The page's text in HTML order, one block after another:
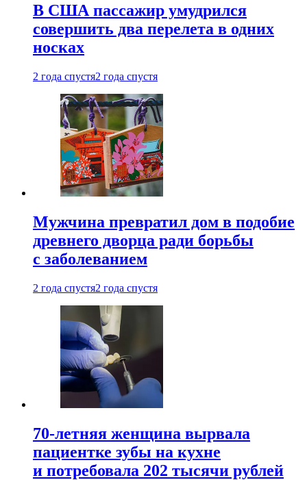
В США пассажир умудрился
совершить два перелета в одних
носках
2 года спустя2 года спустя
Мужчина превратил дом в подобие
древнего дворца ради борьбы
с заболеванием
2 года спустя2 года спустя
70-летняя женщина вырвала
пациентке зубы на кухне
и потребовала 202 тысячи рублей